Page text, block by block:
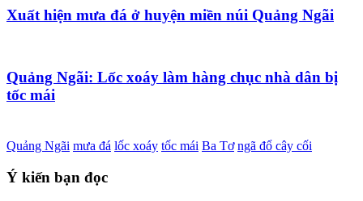
Xuất hiện mưa đá ở huyện miền núi Quảng Ngãi
Quảng Ngãi: Lốc xoáy làm hàng chục nhà dân bị
tốc mái
Quảng Ngãi mưa đá lốc xoáy tốc mái Ba Tơ ngã đổ cây cối
Ý kiến bạn đọc